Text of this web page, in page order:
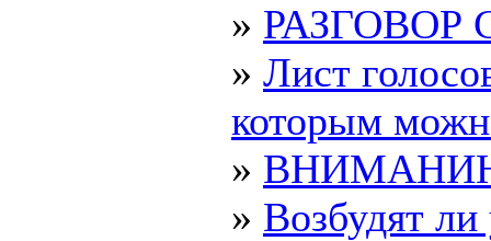
»
» Лист
которым
» ВНИМАНИЮ
» Возбудят